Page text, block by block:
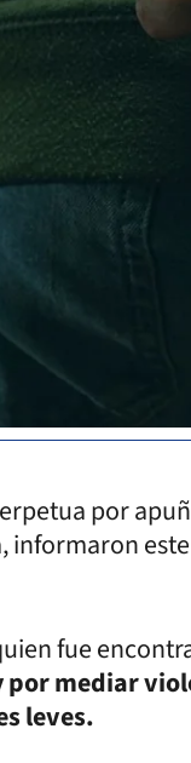
por
fue
mediar
leves.